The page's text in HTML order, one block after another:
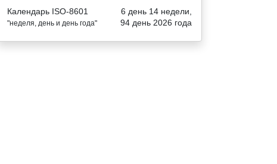
Календарь ISO-8601
"неделя, день и день года"
6 день 14 недели,
94 день 2026 года